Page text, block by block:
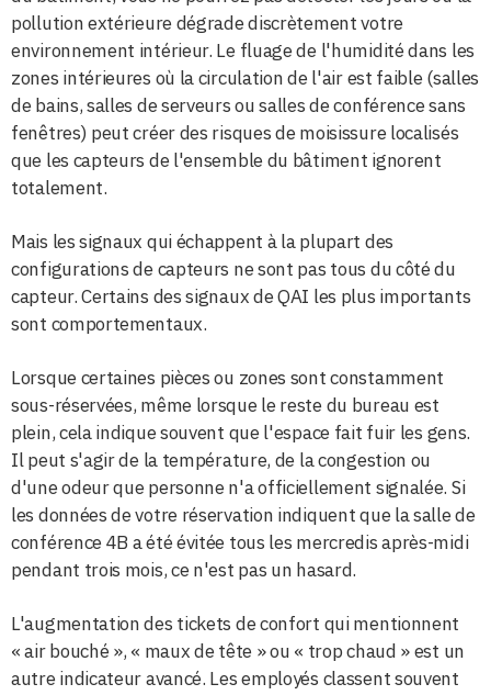
pollution extérieure dégrade discrètement votre
environnement intérieur. Le fluage de l'humidité dans les
zones intérieures où la circulation de l'air est faible (salles
de bains, salles de serveurs ou salles de conférence sans
fenêtres) peut créer des risques de moisissure localisés
que les capteurs de l'ensemble du bâtiment ignorent
totalement.
Mais les signaux qui échappent à la plupart des
configurations de capteurs ne sont pas tous du côté du
capteur. Certains des signaux de QAI les plus importants
sont comportementaux.
Lorsque certaines pièces ou zones sont constamment
sous-réservées, même lorsque le reste du bureau est
plein, cela indique souvent que l'espace fait fuir les gens.
Il peut s'agir de la température, de la congestion ou
d'une odeur que personne n'a officiellement signalée. Si
les données de votre réservation indiquent que la salle de
conférence 4B a été évitée tous les mercredis après-midi
pendant trois mois, ce n'est pas un hasard.
L'augmentation des tickets de confort qui mentionnent
« air bouché », « maux de tête » ou « trop chaud » est un
autre indicateur avancé. Les employés classent souvent